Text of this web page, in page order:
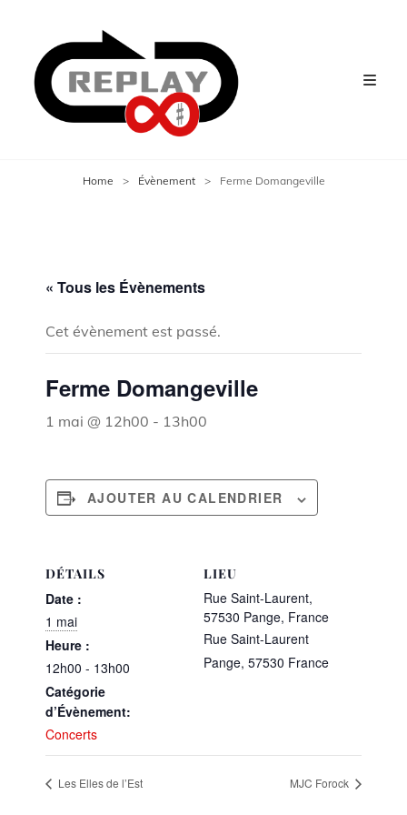
Home > Évènement > Ferme Domangeville
« Tous les Évènements
Cet évènement est passé.
Ferme Domangeville
1 mai @ 12h00 - 13h00
AJOUTER AU CALENDRIER
DÉTAILS
Date :
1 mai
Heure :
12h00 - 13h00
Catégorie
d’Évènement:
Concerts
LIEU
Rue Saint-Laurent,
57530 Pange, France
Rue Saint-Laurent
Pange, 57530 France
Les Elles de l’Est MJC Forock